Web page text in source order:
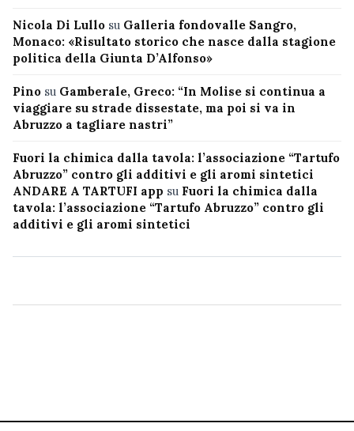
Nicola Di Lullo su Galleria fondovalle Sangro,
Monaco: «Risultato storico che nasce dalla stagione
politica della Giunta D’Alfonso»
Pino su Gamberale, Greco: “In Molise si continua a
viaggiare su strade dissestate, ma poi si va in
Abruzzo a tagliare nastri”
Fuori la chimica dalla tavola: l’associazione “Tartufo
Abruzzo” contro gli additivi e gli aromi sintetici
ANDARE A TARTUFI app su Fuori la chimica dalla
tavola: l’associazione “Tartufo Abruzzo” contro gli
additivi e gli aromi sintetici